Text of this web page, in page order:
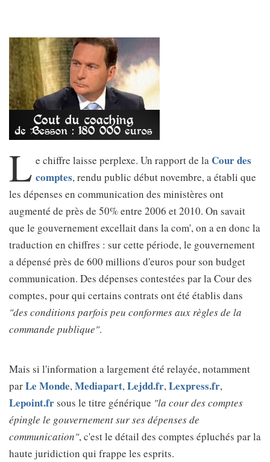
L e chiffre laisse perplexe. Un rapport de la Cour des
comptes, rendu public début novembre, a établi que
les dépenses en communication des ministères ont
augmenté de près de 50% entre 2006 et 2010. On savait
que le gouvernement excellait dans la com', on a en donc la
traduction en chiffres : sur cette période, le gouvernement
a dépensé près de 600 millions d'euros pour son budget
communication. Des dépenses contestées par la Cour des
comptes, pour qui certains contrats ont été établis dans
"des conditions parfois peu conformes aux règles de la
commande publique".
Mais si l'information a largement été relayée, notamment
parLe Monde,Mediapart,Lejdd.fr,Lexpress.fr,
Lepoint.frsous le titre générique "la cour des comptes
épingle le gouvernement sur ses dépenses de
communication", c'est le détail des comptes épluchés par la
haute juridiction qui frappe les esprits.